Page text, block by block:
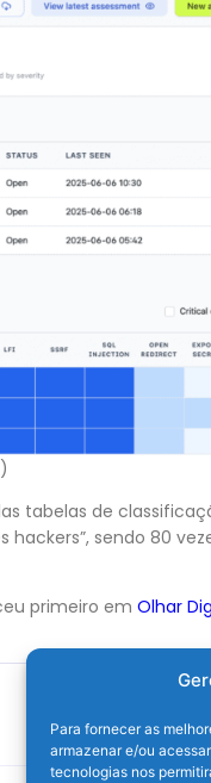
Para fornecer as
armazenar e/ou
tecnologias nos
tabelas de
sendo 80
primeiro em Olhar